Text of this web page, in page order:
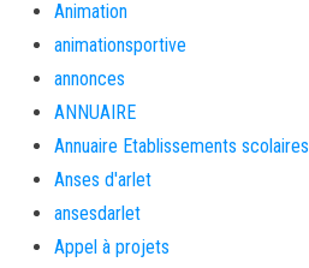
Animation
animationsportive
annonces
ANNUAIRE
Annuaire Etablissements scolaires
Anses d'arlet
ansesdarlet
Appel à projets